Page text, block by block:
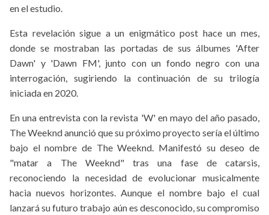
en el estudio.
Esta revelación sigue a un enigmático post hace un mes,
donde se mostraban las portadas de sus álbumes 'After
Dawn' y 'Dawn FM', junto con un fondo negro con una
interrogación, sugiriendo la continuación de su trilogía
iniciada en 2020.
En una entrevista con la revista 'W' en mayo del año pasado,
The Weeknd anunció que su próximo proyecto sería el último
bajo el nombre de The Weeknd. Manifestó su deseo de
"matar a The Weeknd" tras una fase de catarsis,
reconociendo la necesidad de evolucionar musicalmente
hacia nuevos horizontes. Aunque el nombre bajo el cual
lanzará su futuro trabajo aún es desconocido, su compromiso